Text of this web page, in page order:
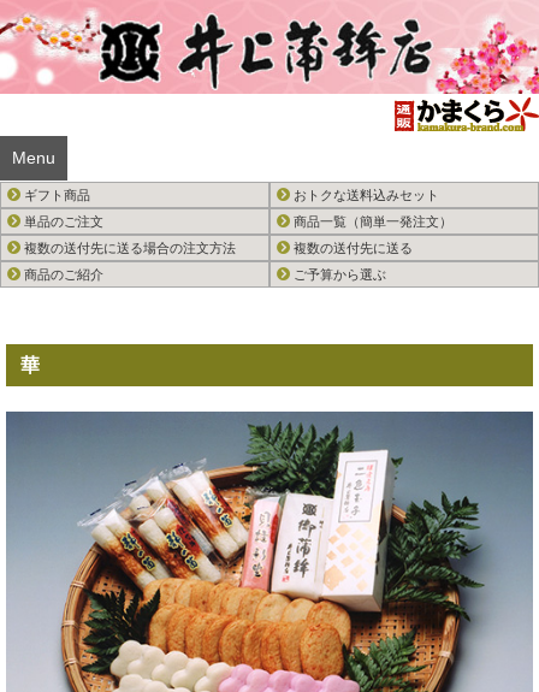
Menu
ギフト商品
おトクな送料込みセット
単品のご注文
商品一覧（簡単一発注文）
複数の送付先に送る場合の注文方法
複数の送付先に送る
商品のご紹介
ご予算から選ぶ
華